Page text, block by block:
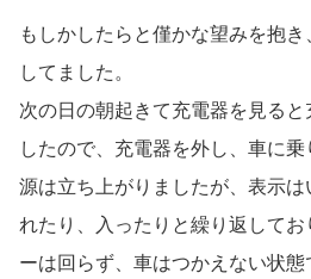
もしかしたらと僅かな望みを抱
してました。
次の日の朝起きて充電器を見ると
したので、充電器を外し、車に
源は立ち上がりましたが、表示
れたり、入ったりと繰り返して
ーは回らず、車はつかえない状態